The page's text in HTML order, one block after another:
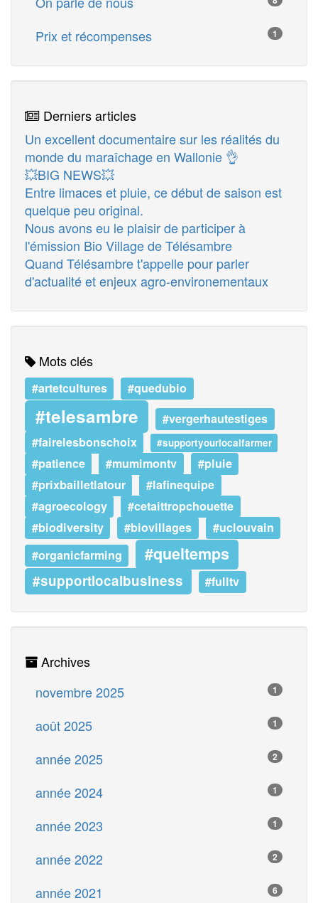
1
Prix et récompenses
Derniers articles
Un excellent documentaire sur les réalités du
monde du maraîchage en Wallonie 👌
💥BIG NEWS💥
Entre limaces et pluie, ce début de saison est
quelque peu original.
Nous avons eu le plaisir de participer à
l'émission Bio Village de Télésambre
Quand Télésambre t'appelle pour parler
d'actualité et enjeux agro-environementaux
Mots clés
#artetcultures #quedubio
#telesambre
#vergerhautestiges
#fairelesbonschoix
#supportyourlocalfarmer
#patience #mumimontv
#pluie
#prixbailletlatour
#lafinequipe
#agroecology
#cetaittropchouette
#biodiversity
#biovillages
#uclouvain
#organicfarming
#queltemps
#supportlocalbusiness #fulltv
Archives
1
novembre 2025
1
août 2025
2
année 2025
1
année 2024
1
année 2023
2
année 2022
6
année 2021